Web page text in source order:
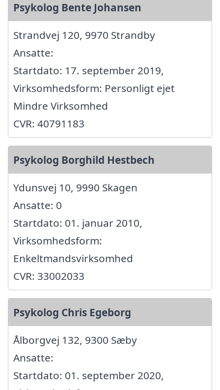
Psykolog Bente Johansen
Strandvej 120, 9970 Strandby
Ansatte:
Startdato: 17. september 2019,
Virksomhedsform: Personligt ejet
Mindre Virksomhed
CVR: 40791183
Psykolog Borghild Hestbech
Ydunsvej 10, 9990 Skagen
Ansatte: 0
Startdato: 01. januar 2010,
Virksomhedsform:
Enkeltmandsvirksomhed
CVR: 33002033
Psykolog Chris Egeborg
Ålborgvej 132, 9300 Sæby
Ansatte:
Startdato: 01. september 2020,